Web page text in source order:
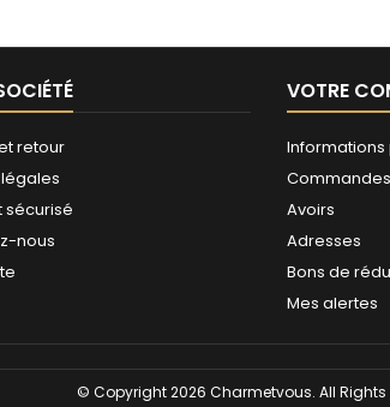
retour
sécurisé
nous
VOTRE
Commandes
Avoirs
Adresses
Bons de
Mes alertes
© Copyright 2026 Charmetvous. All Rights